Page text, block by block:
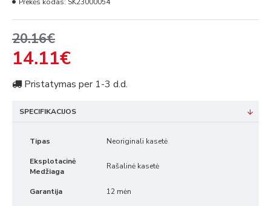
20.16€
14.11€
Pristatymas per 1-3 d.d.
SPECIFIKACIJOS
Tipas Neoriginali kasetė
Eksplotacinė
Medžiaga
Rašalinė kasetė
Garantija 12 mėn